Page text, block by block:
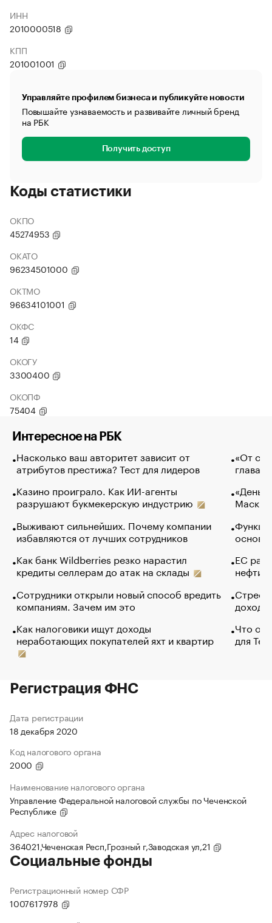
ИНН
2010000518
КПП
201001001
Управляйте профилем бизнеса и публикуйте новости
Повышайте узнаваемость и развивайте личный бренд
на РБК
Получить доступ
Коды статистики
ОКПО
45274953
ОКАТО
96234501000
ОКТМО
96634101001
ОКФС
14
ОКОГУ
3300400
ОКОПФ
75404
Интересное на РБК
Насколько ваш авторитет зависит от
атрибутов престижа? Тест для лидеров
Казино проиграло. Как ИИ-агенты
разрушают букмекерскую индустрию
Выживают сильнейших. Почему компании
избавляются от лучших сотрудников
Как банк Wildberries резко нарастил
кредиты селлерам до атак на склады
Сотрудники открыли новый способ вредить
компаниям. Зачем им это
Как налоговики ищут доходы
неработающих покупателей яхт и квартир
«От
глава
Маск в
основ
ЕС
нефти
Что
для
Регистрация ФНС
Дата регистрации
18 декабря 2020
Код налогового органа
2000
Наименование налогового органа
Управление Федеральной налоговой службы по Чеченской
Республике
Адрес налоговой
364021,Чеченская Респ,Грозный г,Заводская ул,21
Социальные фонды
Регистрационный номер СФР
1007617978